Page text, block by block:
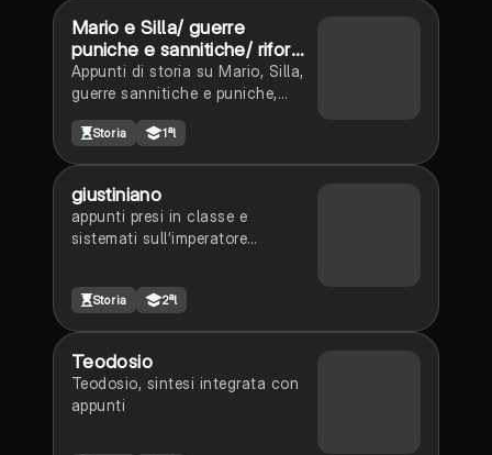
Mario e Silla/ guerre
puniche e sannitiche/ riforme
agrarie/ Gracchi
Appunti di storia su Mario, Silla,
guerre sannitiche e puniche,
Storia 1ªl
giustiniano
appunti presi in classe e
sistemati sull’imperatore
Storia 2ªl
Teodosio
Teodosio, sintesi integrata con
appunti